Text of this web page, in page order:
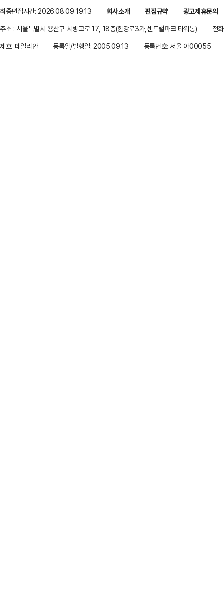
최종편집시간: 2026.08.09 19:13 회사소개 편집규약
광고제휴문의
주소 : 서울특별시 용산구 서빙고로 17, 18층(한강로3가,센트럴파크 타워동)
전
제호: 데일리안
등록일/발행일: 2005.09.13 등록번호: 서울 아00055